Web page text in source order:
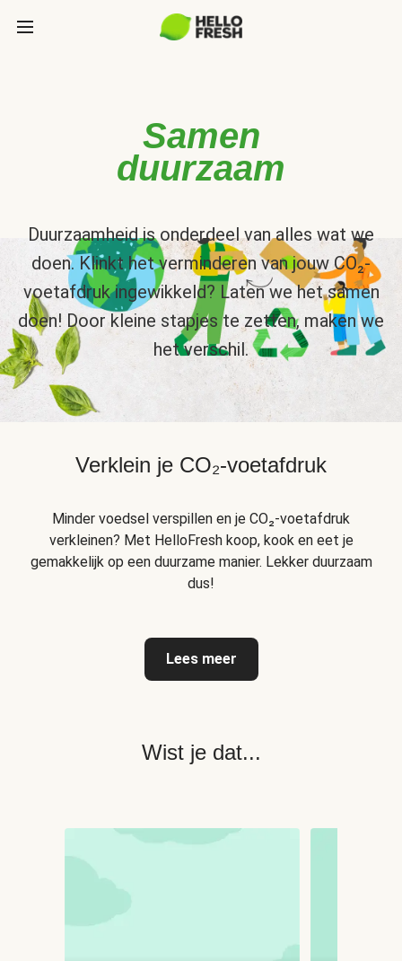
Samen
duurzaam
Duurzaamheid is onderdeel van alles wat we
doen. Klinkt het verminderen van jouw CO₂-
voetafdruk ingewikkeld? Laten we het samen
doen! Door kleine stapjes te zetten, maken we
het verschil.
Verklein je CO₂-voetafdruk
Minder voedsel verspillen en je CO₂-voetafdruk
verkleinen? Met HelloFresh koop, kook en eet je
gemakkelijk op een duurzame manier. Lekker duurzaam
dus!
Lees meer
Wist je dat...